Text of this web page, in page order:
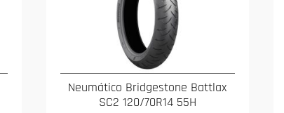
Neumático Bridgestone Battlax
SC2 120/70R14 55H